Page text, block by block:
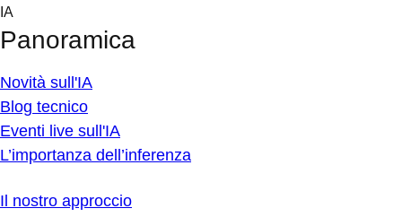
Skip
content
IA
Panoramica
Novità sull'IA
Blog tecnico
Eventi live sull'IA
L’importanza dell’inferenza
Il nostro approccio